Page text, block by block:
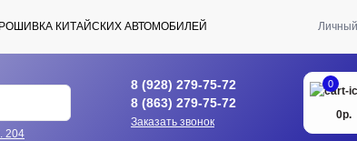
КИТАЙСКИХ АВТОМОБИЛЕЙ
204
8 (928) 279-75-72
8 (863) 279-75-72
Заказать звонок
0
0р.